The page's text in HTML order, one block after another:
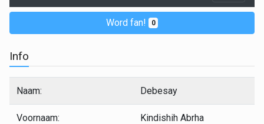
Word fan! 0
Info
Naam: Debesay
Voornaam: Kindishih Abrha